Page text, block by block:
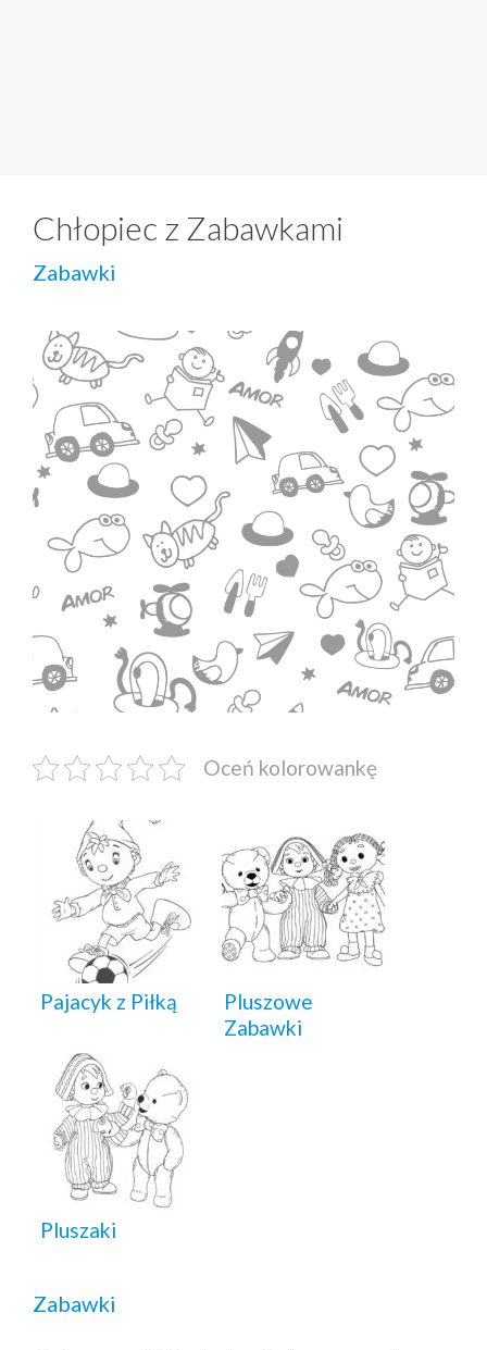
Chłopiec z Zabawkami
Zabawki
Oceń kolorowankę
Pajacyk z Piłką
Pluszowe
Zabawki
Pluszaki
Zabawki